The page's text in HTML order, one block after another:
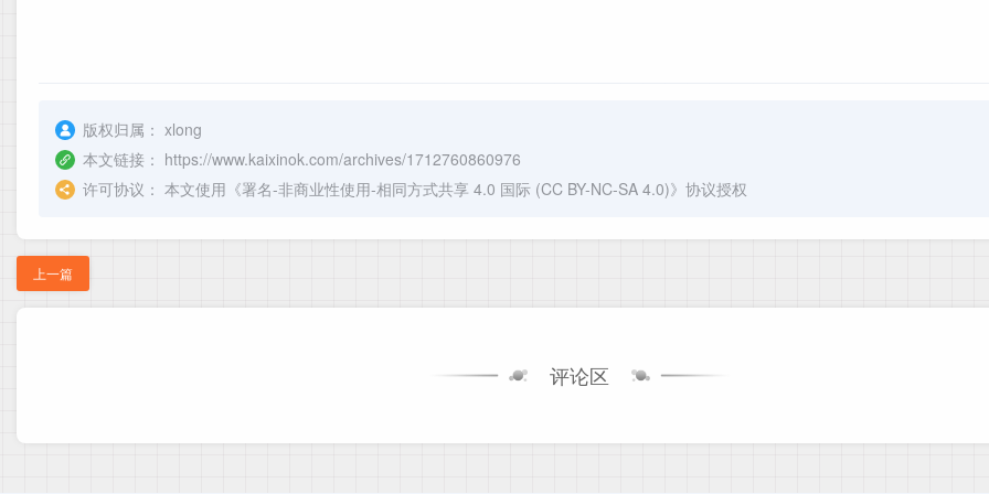
版权归属： xlong
本文链接： https://www.kaixinok.com/archives/1712760860976
许可协议： 本文使用《署名-非商业性使用-相同方式共享 4.0 国际 (CC BY-NC-SA 4.0)》协议授权
上一篇
评论区